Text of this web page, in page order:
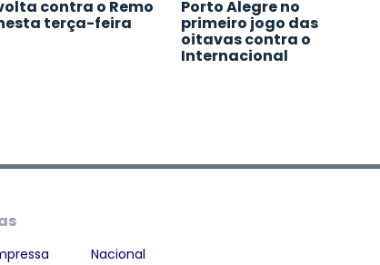
contra o Remo
terça-feira
Porto Alegre no
primeiro jogo das
oitavas contra o
Internacional
Nacional